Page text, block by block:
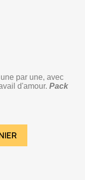
par une, avec
d'amour. Pack